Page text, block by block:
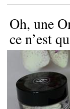
Oh, une
ce n’est